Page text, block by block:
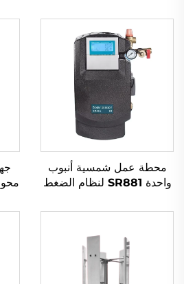
محطة عمل شمسية أنبوب
واحدة SR881 لنظام الضغط